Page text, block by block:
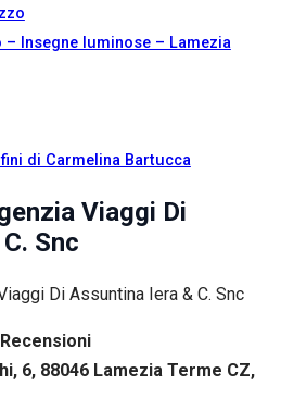
– Insegne luminose – Lamezia
di Carmelina Bartucca
Viaggi Di
Snc
Recensioni
6, 88046 Lamezia Terme CZ,